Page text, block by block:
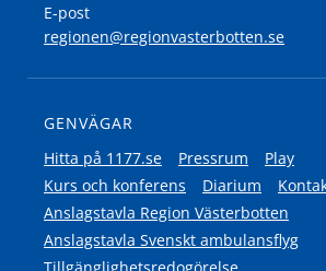
E-post
regionen@regionvasterbotten.se
GENVÄGAR
Hitta på 1177.se
Pressrum
Play
Kurs och konferens
Diarium
Anslagstavla Region Västerbotten
Anslagstavla Svenskt ambulansflyg